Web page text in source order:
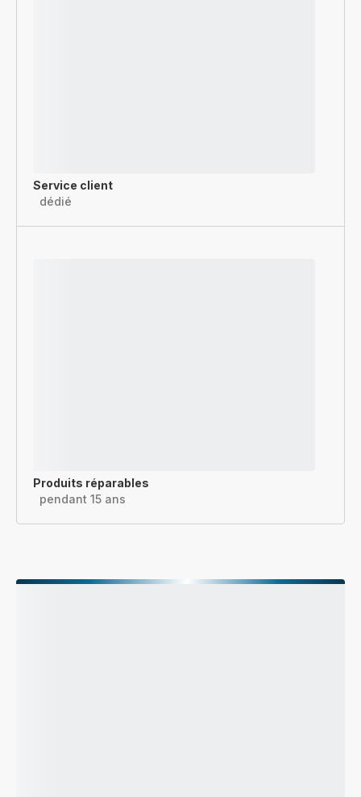
Service client
dédié
Produits réparables
pendant 15 ans